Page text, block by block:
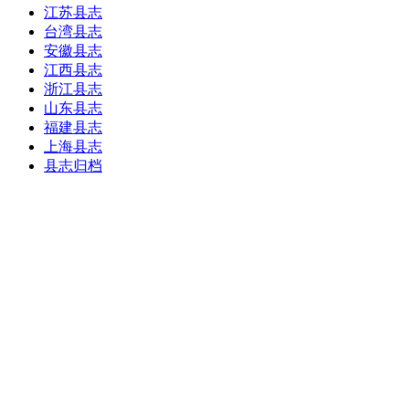
江苏县志
台湾县志
安徽县志
江西县志
浙江县志
山东县志
福建县志
上海县志
县志归档